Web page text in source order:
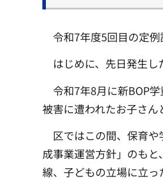
令和7年度5回目の定例
はじめに、先日発生し
令和7年8月に新BOP
被害に遭われたお子さん
区ではこの間、保育
成事業運営方針」のも
線、子どもの立場に立っ